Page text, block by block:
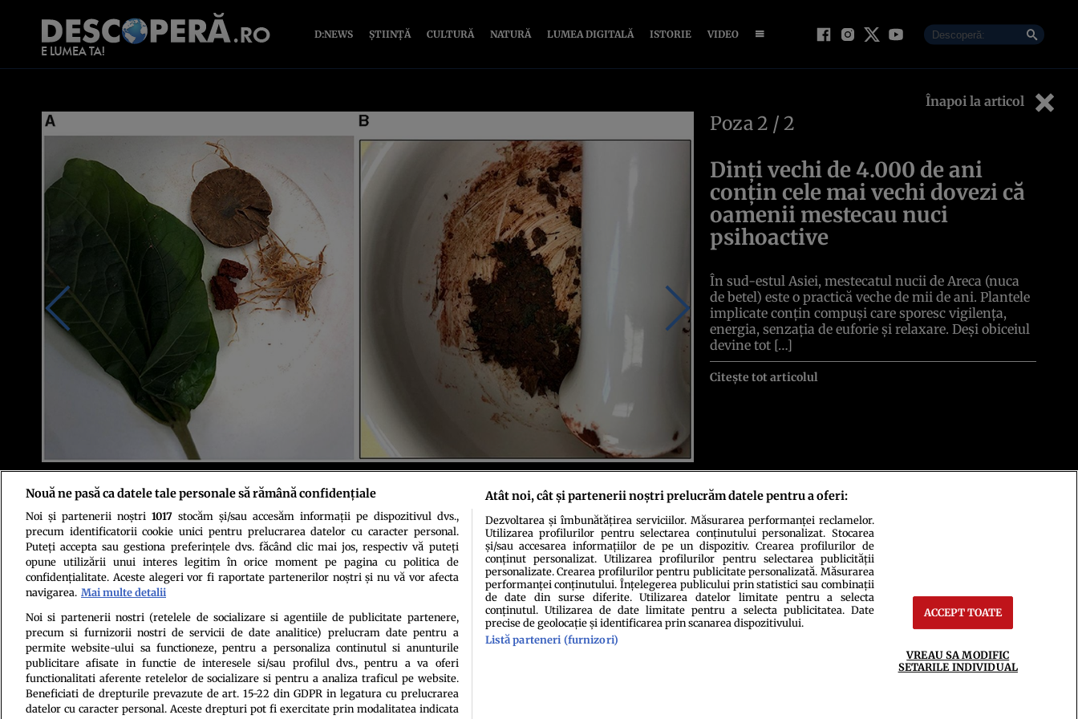
D:NEWS ȘTIINȚĂ CULTURĂ NATURĂ LUMEA DIGITALĂ ISTORIE VIDEO
Înapoi la articol
Foto: Moonkham et al., Frontiers in Environmental Archaeology, 2025
Poza2 / 2
Dinți vechi de 4.000 de ani
conțin cele mai vechi dovezi că
oamenii mestecau nuci
psihoactive
În sud-estul Asiei, mestecatul nucii de Areca (nuca
de betel) este o practică veche de mii de ani. Plantele
implicate conțin compuși care sporesc vigilența,
energia, senzația de euforie și relaxare. Deși obiceiul
devine tot […]
Citește tot articolul
Politica de cookies Termeni şi condiţii Echipa redacțională ContactSetări Cookies
Nouă ne pasă ca datele tale personale să rămână confidențiale
Noi și partenerii noștri 1017stocăm și/sau accesăm informații pe dispozitivul dvs.,
precum identificatorii cookie unici pentru prelucrarea datelor cu caracter personal.
Puteți accepta sau gestiona preferințele dvs. făcând clic mai jos, respectiv vă puteți
opune utilizării unui interes legitim în orice moment pe pagina cu politica de
confidențialitate. Aceste alegeri vor fi raportate partenerilor noștri și nu vă vor afecta
navigarea. Mai multe detalii
Noi si partenerii nostri (retelele de socializare si agentiile de publicitate partenere,
precum si furnizorii nostri de servicii de date analitice) prelucram date pentru a
permite website-ului sa functioneze, pentru a personaliza continutul si anunturile
publicitare afisate in functie de interesele si/sau profilul dvs., pentru a va oferi
functionalitati aferente retelelor de socializare si pentru a analiza traficul pe website.
Beneficiati de drepturile prevazute de art. 15-22 din GDPR in legatura cu prelucrarea
datelor cu caracter personal. Aceste drepturi pot fi exercitate prin modalitatea indicata
Atât noi, cât și partenerii noștri prelucrăm datele pentru a oferi:
Dezvoltarea și îmbunătățirea serviciilor. Măsurarea performanței reclamelor.
Utilizarea profilurilor pentru selectarea conținutului personalizat. Stocarea
și/sau accesarea informațiilor de pe un dispozitiv. Crearea profilurilor de
conținut personalizat. Utilizarea profilurilor pentru selectarea publicității
personalizate. Crearea profilurilor pentru publicitate personalizată. Măsurarea
performanței conținutului. Înțelegerea publicului prin statistici sau combinații
de date din surse diferite. Utilizarea datelor limitate pentru a selecta
conținutul. Utilizarea de date limitate pentru a selecta publicitatea. Date
precise de geolocație și identificarea prin scanarea dispozitivului.
Listă parteneri (furnizori)
ACCEPT TOATE
VREAU SA MODIFIC
SETARILE INDIVIDUAL